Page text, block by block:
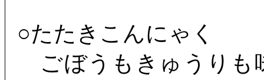
○たたきこんにゃく
ごぼうもきゅうりも